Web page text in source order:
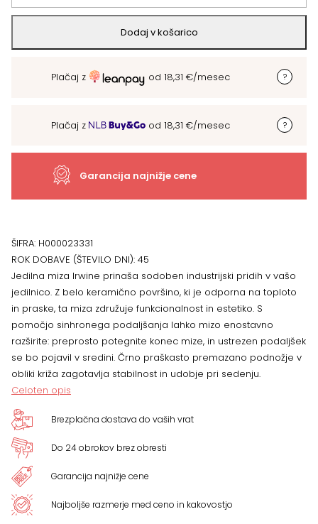
raztegljiva
miza
Dodaj v košarico
Plačaj z od 18,31 €/mesec
Plačaj z od 18,31 €/mesec
Garancija najnižje cene
ŠIFRA: H000023331
ROK DOBAVE (ŠTEVILO DNI): 45
Jedilna miza Irwine prinaša sodoben industrijski pridih v vašo
jedilnico. Z belo keramično površino, ki je odporna na toploto
in praske, ta miza združuje funkcionalnost in estetiko. S
pomočjo sinhronega podaljšanja lahko mizo enostavno
razširite: preprosto potegnite konec mize, in ustrezen podaljšek
se bo pojavil v sredini. Črno praškasto premazano podnožje v
obliki križa zagotavlja stabilnost in udobje pri sedenju.
Celoten opis
Brezplačna dostava do vaših vrat
Do 24 obrokov brez obresti
Garancija najnižje cene
Najboljše razmerje med ceno in kakovostjo